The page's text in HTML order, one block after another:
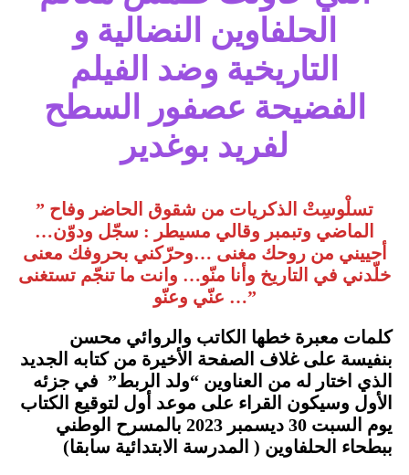
الحلفاوين النضالية و
التاريخية وضد الفيلم
الفضيحة عصفور السطح
لفريد بوغدير
” تسلْوسِتْ الذكريات من شقوق الحاضر وفاح
الماضي وتبمبر وقالي مسيطر : سجّل ودوّن…
أحييني من روحك مغنى …وحرّكني بحروفك معنى
خلّدني في التاريخ وأنا منّو… وانت ما تنجّم تستغنى
عنّي وعنّو …”
كلمات معبرة خطها الكاتب والروائي محسن
بنفيسة على غلاف الصفحة الأخيرة من كتابه الجديد
الذي اختار له من العناوين “ولد الربط” في جزئه
الأول وسيكون القراء على موعد أول لتوقيع الكتاب
يوم السبت 30 ديسمبر 2023 بالمسرح الوطني
ببطحاء الحلفاوين ( المدرسة الابتدائية سابقا)